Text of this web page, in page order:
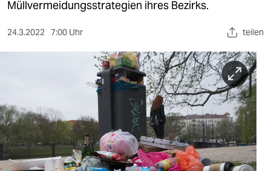
sport
nord
wahrheit
verlag
Müllvermeidungsstrategien ihres Bezirks.
24.3.2022 7:00 Uhr teilen